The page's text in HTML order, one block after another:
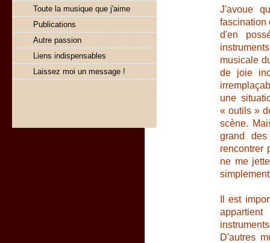
J'avoue
fascination
d'en
musicale
de joie
une
« outils »
scène.
grand
rencontrer
ne me
Il est
D'autres
Toute la musique que j'aime
Publications
Autre passion
Liens indispensables
Laissez moi un message !